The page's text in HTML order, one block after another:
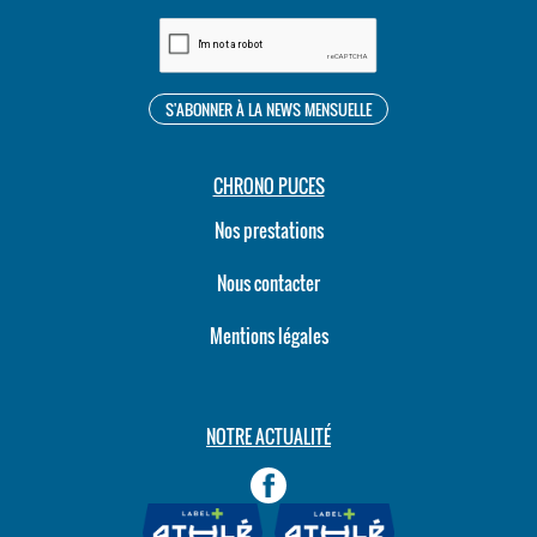
CHRONO PUCES
Nos prestations
Nous contacter
Mentions légales
NOTRE ACTUALITÉ